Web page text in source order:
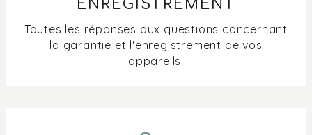
ENREGISTREMENT
Toutes les réponses aux questions concernant
la garantie et l'enregistrement de vos
appareils.